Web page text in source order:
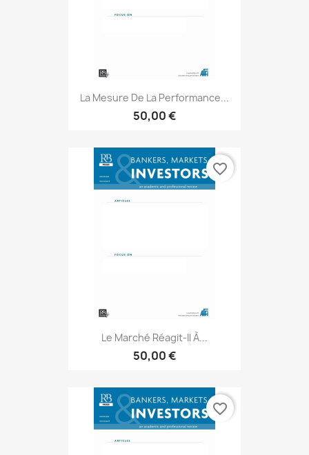
La Mesure De La Performance...
50,00 €
Le Marché Réagit-Il À...
50,00 €
favorite_border
favorite_border